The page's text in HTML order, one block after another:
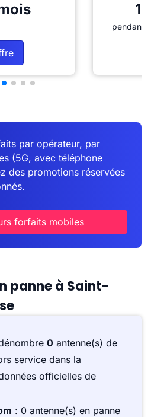
pendant
par opérateur, par
(5G, avec téléphone
des promotions réservées
forfaits mobiles
panne à Saint-
0 antenne(s) de
service dans la
officielles de
: 0 antenne(s) en panne